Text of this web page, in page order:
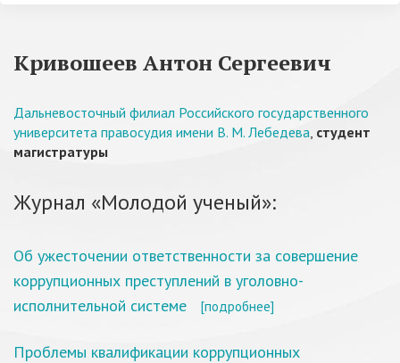
Кривошеев Антон Сергеевич
Дальневосточный филиал Российского государственного
университета правосудия имени В. М. Лебедева, студент
магистратуры
Журнал «Молодой ученый»:
Об ужесточении ответственности за совершение
коррупционных преступлений в уголовно-
исполнительной системе
[подробнее]
Проблемы квалификации коррупционных